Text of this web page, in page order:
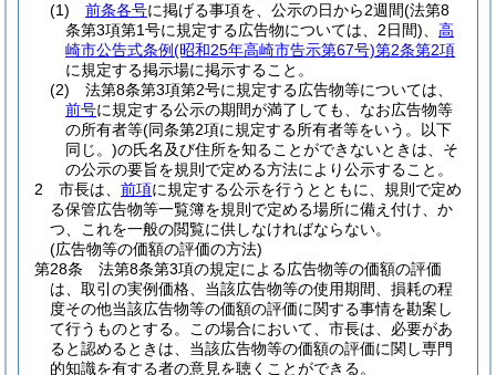
(1)
前条各号に掲げる事項を、公示の日から2週間(法第8
条第3項第1号に規定する広告物については、2日間)
高
崎市公告式条例(昭和25年高崎市告示第67号)第2条第2項
に規定する掲示場に掲示すること。
(2)
法第8条第3項第2号に規定する広告物等については、
前号に規定する公示の期間が満了しても、なお広告物等
の所有者等(同条第2項に規定する所有者等をいう。以下
同じ。)の氏名及び住所を知ることができないときは、そ
の公示の要旨を規則で定める方法により公示すること。
2
市長は、 前項に規定する公示を行うとともに、規則で定め
る保管広告物等一覧簿を規則で定める場所に備え付け、か
つ、これを一般の閲覧に供しなければならない。
(広告物等の価額の評価の方法)
第28条
法第8条第3項の規定による広告物等の価額の評価
は、取引の実例価格、当該広告物等の使用期間、損耗の程
度その他当該広告物等の価額の評価に関する事情を勘案し
て行うものとする。
この場合において、市長は、必要があ
ると認めるときは、当該広告物等の価額の評価に関し専門
的知識を有する者の意見を聴くことができる。